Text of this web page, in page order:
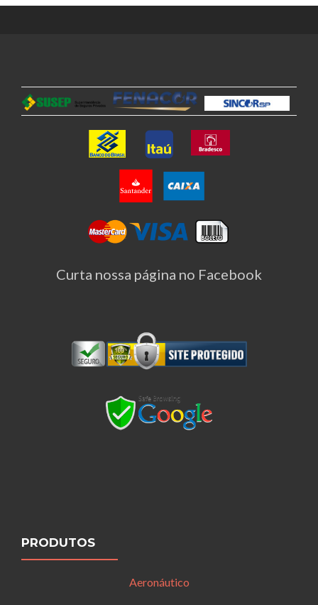
Curta nossa página no Facebook
PRODUTOS
Aeronáutico